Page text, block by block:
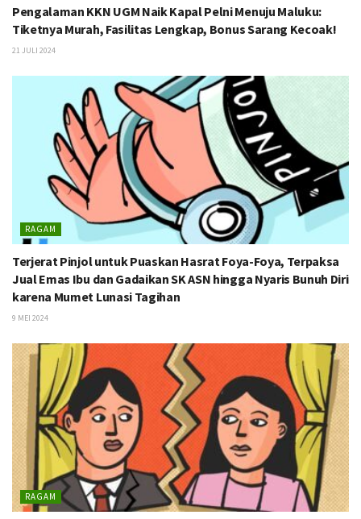
Pengalaman KKN UGM Naik Kapal Pelni Menuju Maluku:
Tiketnya Murah, Fasilitas Lengkap, Bonus Sarang Kecoak!
21 JULI 2024
RAGAM
Terjerat Pinjol untuk Puaskan Hasrat Foya-Foya, Terpaksa
Jual Emas Ibu dan Gadaikan SK ASN hingga Nyaris Bunuh Diri
karena Mumet Lunasi Tagihan
9 MEI 2024
RAGAM